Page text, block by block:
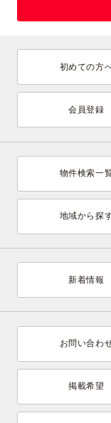
初めての方
会員登録
物件検索一
地域から探
新着情報
お問い合わ
掲載希望